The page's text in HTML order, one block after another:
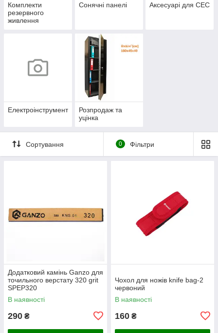
Комплекти
резервного
живлення
Сонячні панелі Аксесуарі для СЕС
Електроінструмент
Розпродаж та
уцінка
Сортування 0 Фільтри
Додатковий камінь Ganzo для
точильного верстату 320 grit
SPEP320
В наявності
290 ₴
Чохол для ножів knife bag-2
червоний
В наявності
160 ₴